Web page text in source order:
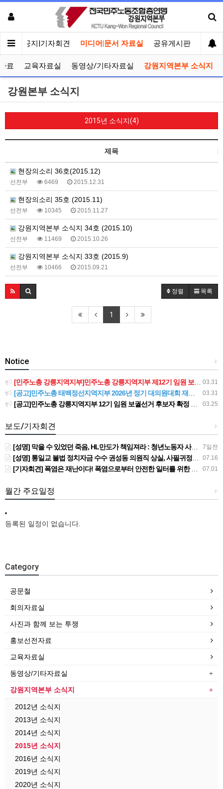
인 공지|기자회견 미디어|문서 자료실 공유게시판 선거
료 교육자료실 동영상/기타자료실 강원지역본부 소식지
강원본부 소식지
2015년 소식지(4)
제목
현장의소리 36호(2015.12)
선전부 6469 2015.12.31
현장의소리 35호 (2015.11)
선전부 10345 2015.11.27
강원지역본부 소식지 34호 (2015.10)
선전부 11469 2015.10.26
강원지역본부 소식지 33호 (2015.9)
선전부 10466 2015.09.21
정렬 목록
1
+
Notice
03.31
[민주노총 강릉지역지부]민주노총 강릉지역지부 제12기 임원 보궐선거결과 공고
03.31
[공고]민주노총 태백정선지역지부 2026년 정기 대의원대회 재소집 건
03.25
[공고]민주노총 강릉지역지부 12기 임원 보궐선거 후보자 확정 공고
+
보도/기자회견
7일전
[성명] 막을 수 있었던 죽음, HL만도가 책임져라 : 청년노동자 사망사고의 철저한 진상규명과 재발방지 대책 마련하라
07.16
[성명] 통일교 불법 정치자금 수수 권성동 의원직 상실, 사필귀정이다
07.01
[기자회견] 폭염은 재난이다! 폭염으로부터 안전한 일터를 위한 민주노총 강원지역본부 폭염감시단 선포 기자회견
+
월간 주요일정
등록된 일정이 없습니다.
Category
공문철
회의자료실
사진과 함께 보는 투쟁
홍보선전자료
교육자료실
동영상/기타자료실
강원지역본부 소식지
2012년 소식지
2013년 소식지
2014년 소식지
2015년 소식지
2016년 소식지
2019년 소식지
2020년 소식지